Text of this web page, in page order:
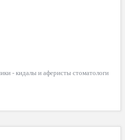
- кидалы и аферисты стоматологи